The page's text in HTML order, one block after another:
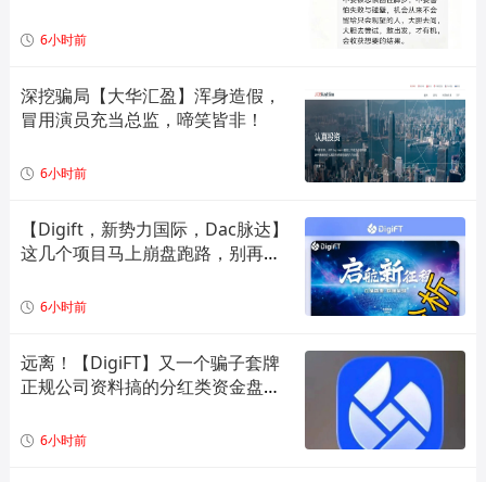
6小时前
深挖骗局【大华汇盈】浑身造假，
冒用演员充当总监，啼笑皆非！
6小时前
【Digift，新势力国际，Dac脉达】
这几个项目马上崩盘跑路，别再被
6小时前
远离！【DigiFT】又一个骗子套牌
正规公司资料搞的分红类资金盘骗
6小时前